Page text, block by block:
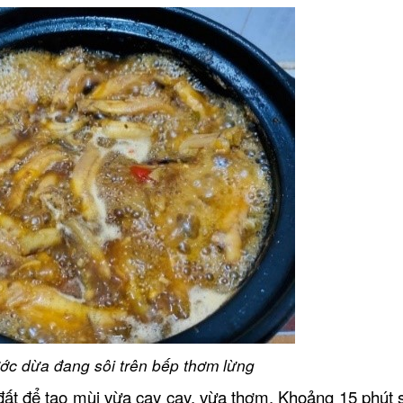
dừa đang sôi trên bếp thơm lừng
để tạo mùi vừa cay cay, vừa thơm. Khoảng 15 phút